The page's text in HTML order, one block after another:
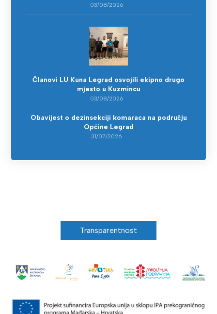
03/08/2026
Članovi LU Kuna Legrad osvojili ekipno drugo
mjesto u Kuzmincu
03/08/2026
Obavijest o dezinsekciji komaraca na području
Općine Legrad
31/07/2026
Transparentnost